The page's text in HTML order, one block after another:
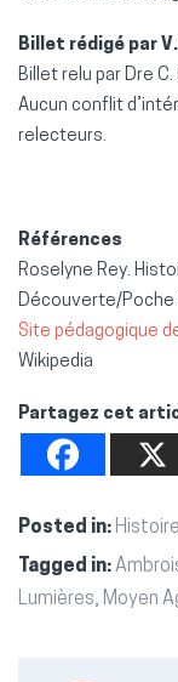
Billet rédigé par
Billet relu par Dre
Aucun conflit
relecteurs.
Références
Roselyne Rey.
Découverte/Poche
Site pédagogique
Wikipedia
Partagez cet
Posted in: Histoire
Tagged in:
Lumières, Moyen